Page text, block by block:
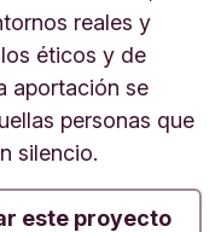
reales y
éticos y de
aportación se
personas que
silencio.
este proyecto